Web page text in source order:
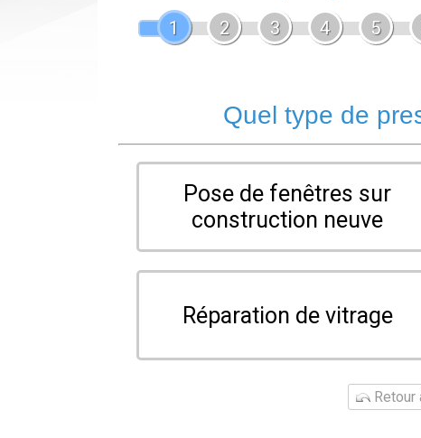
1
2 3 4 5
Quel type de
Pose de fenêtres sur
construction neuve
Réparation de vitrage
Retour